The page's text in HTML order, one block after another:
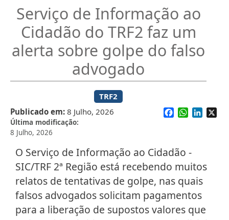
Serviço de Informação ao
Cidadão do TRF2 faz um
alerta sobre golpe do falso
advogado
TRF2
Publicado em 8 Julho, 2026
Última modificação
8 Julho, 2026
Facebook
WhatsApp
O Serviço de Informação ao Cidadão -
SIC/TRF 2ª Região está recebendo muitos
relatos de tentativas de golpe, nas quais
falsos advogados solicitam pagamentos
para a liberação de supostos valores que